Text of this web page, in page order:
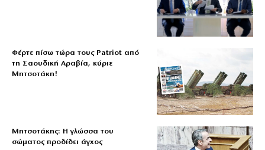
Φέρτε πίσω τώρα τους Patriot από
τη Σαουδική Αραβία, κύριε
Μητσοτάκη!
Μητσοτάκης: Η γλώσσα του
σώματος προδίδει άγχος